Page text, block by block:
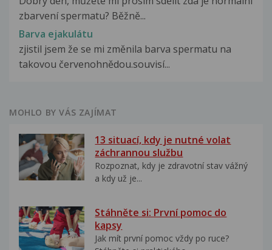
zbarvení spermatu? Běžně...
Barva ejakulátu
zjistil jsem že se mi změnila barva spermatu na
takovou červenohnědou.souvisí...
MOHLO BY VÁS ZAJÍMAT
13 situací, kdy je nutné volat
záchrannou službu
Rozpoznat, kdy je zdravotní stav vážný
a kdy už je...
Stáhněte si: První pomoc do
kapsy
Jak mít první pomoc vždy po ruce?